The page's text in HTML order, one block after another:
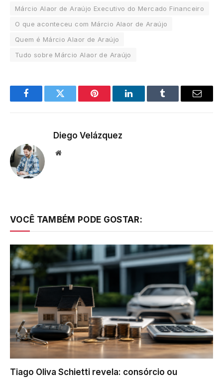
Márcio Alaor de Araújo Executivo do Mercado Financeiro
O que aconteceu com Márcio Alaor de Araújo
Quem é Márcio Alaor de Araújo
Tudo sobre Márcio Alaor de Araújo
FacebookTwitter Pinterest LinkedInTumblr Email
Diego Velázquez
Website
VOCÊ TAMBÉM PODE GOSTAR:
Tiago Oliva Schietti revela: consórcio ou